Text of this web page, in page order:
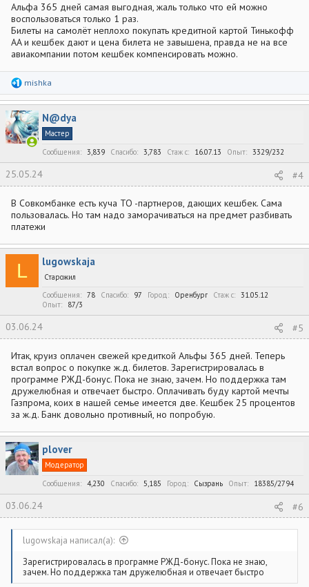
Альфа 365 дней самая выгодная, жаль только что ей можно
воспользоваться только 1 раз.
Билеты на самолёт неплохо покупать кредитной картой Тинькофф
AA и кешбек дают и цена билета не завышена, правда не на все
авиакомпании потом кешбек компенсировать можно.
Р
а
к
ц
и
и
mishka
N@dya
Мастер
Сообщения
3,839 Спасибо 3,783 Стаж c 16.07.13 Опыт 3329/232
25.05.24 #4
В Совкомбанке есть куча ТО -партнеров, дающих кешбек. Сама
пользовалась. Но там надо заморачиваться на предмет разбивать
платежи
L lugowskaja
Старожил
Сообщения
78 Спасибо 97 Город Оренбург Стаж c
31.05.12
Опыт
87/3
03.06.24 #5
Итак, круиз оплачен свежей кредиткой Альфы 365 дней. Теперь
встал вопрос о покупке ж.д. билетов. Зарегистрировалась в
программе РЖД-бонус. Пока не знаю, зачем. Но поддержка там
дружелюбная и отвечает быстро. Оплачивать буду картой мечты
Газпрома, коих в нашей семье имеется две. Кешбек 25 процентов
за ж.д. Банк довольно противный, но попробую.
plover
Модератор
Сообщения
4,230 Спасибо 5,185 Город Сызрань Опыт 18385/2794
03.06.24 #6
lugowskaja написал(а):
Зарегистрировалась в программе РЖД-бонус. Пока не знаю,
зачем. Но поддержка там дружелюбная и отвечает быстро